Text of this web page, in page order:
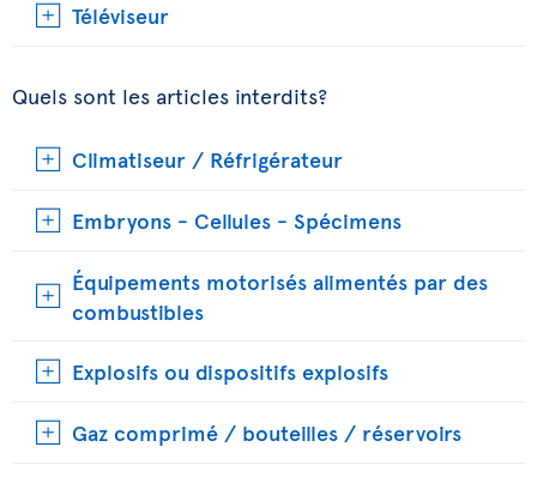
Téléviseur
Quels sont les articles interdits?
Climatiseur / Réfrigérateur
Embryons - Cellules - Spécimens
Équipements motorisés alimentés par des
combustibles
Explosifs ou dispositifs explosifs
Gaz comprimé / bouteilles / réservoirs